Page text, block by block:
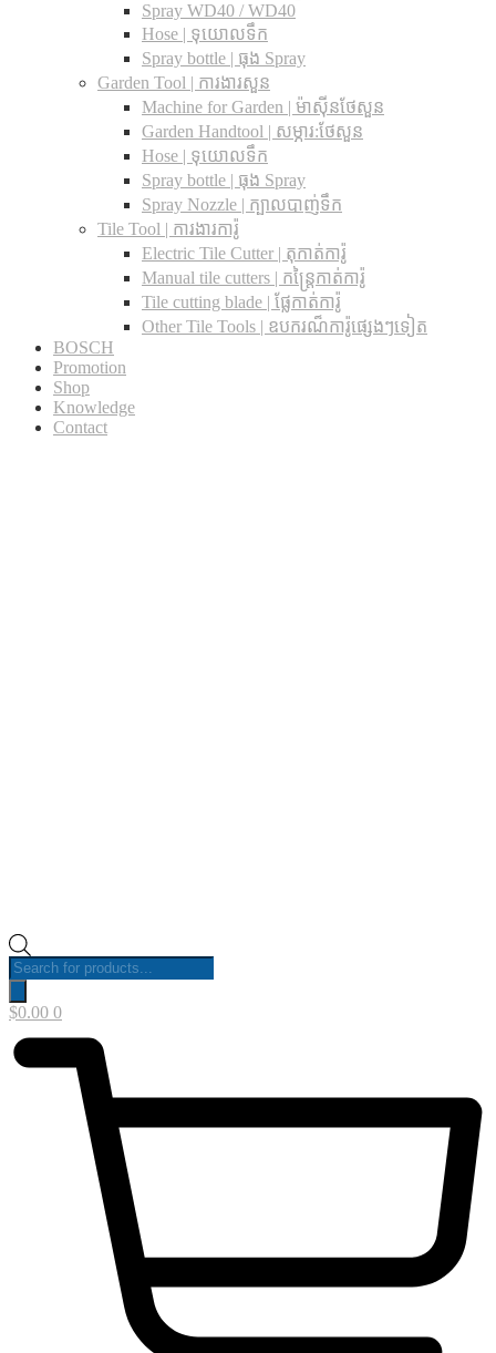
Spray WD40 / WD40
Hose | ទុយោលទឹក
Spray bottle | ធុង Spray
Garden Tool | ការងារសួន
Machine for Garden | ម៉ាស៊ីនថែសួន
Garden Handtool | សម្ភារ:ថែសួន
Hose | ទុយោលទឹក
Spray bottle | ធុង Spray
Spray Nozzle | ក្បាលបាញ់ទឹក
Tile Tool | ការងារការ៉ូ
Electric Tile Cutter | តុកាត់ការ៉ូ
Manual tile cutters | កន្ត្រៃកាត់ការ៉ូ
Tile cutting blade | ផ្លែកាត់ការ៉ូ
Other Tile Tools | ឧបករណ៏ការ៉ូផ្សេងៗទៀត
BOSCH
Promotion
Shop
Knowledge
Contact
Products
search
$0.00 0